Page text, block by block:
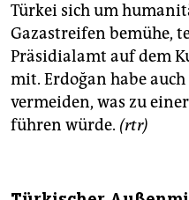
Türkei sich um
Gazastreifen bemühe,
Präsidialamt auf dem
mit. Erdoğan habe
vermeiden, was zu
führen würde. (rtr)